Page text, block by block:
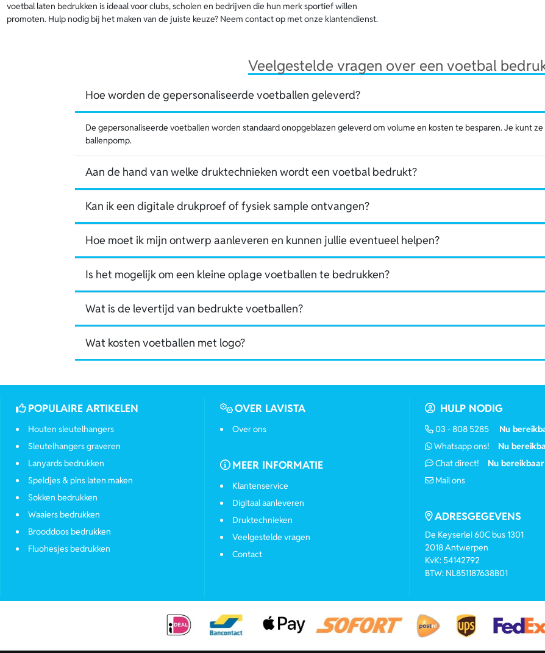
voetbal laten bedrukken is ideaal voor clubs, scholen en bedrijven die hun merk sportief willen
promoten. Hulp nodig bij het maken van de juiste keuze? Neem contact op met onze klantendienst.
Veelgestelde vragen over een voetbal
Hoe worden de gepersonaliseerde voetballen geleverd?
De gepersonaliseerde voetballen worden standaard onopgeblazen geleverd om volume en kosten te besparen. Je kunt
ballenpomp.
Aan de hand van welke druktechnieken wordt een voetbal bedrukt?
Kan ik een digitale drukproef of fysiek sample ontvangen?
Hoe moet ik mijn ontwerp aanleveren en kunnen jullie eventueel helpen?
Is het mogelijk om een kleine oplage voetballen te bedrukken?
Wat is de levertijd van bedrukte voetballen?
Wat kosten voetballen met logo?
POPULAIRE ARTIKELEN
Houten sleutelhangers
Sleutelhangers graveren
Lanyards bedrukken
Speldjes & pins laten maken
Sokken bedrukken
Waaiers bedrukken
Brooddoos bedrukken
Fluohesjes bedrukken
OVER LAVISTA
Over ons
MEER INFORMATIE
Klantenservice
Digitaal aanleveren
Druktechnieken
Veelgestelde vragen
Contact
HULP NODIG
03 - 808 5285
Nu
Whatsapp ons!
Nu
Chat direct!
Nu bereikbaar
Mail ons
ADRESGEGEVENS
De Keyserlei 60C bus 1301
2018 Antwerpen
KvK: 54142792
BTW: NL851187638B01